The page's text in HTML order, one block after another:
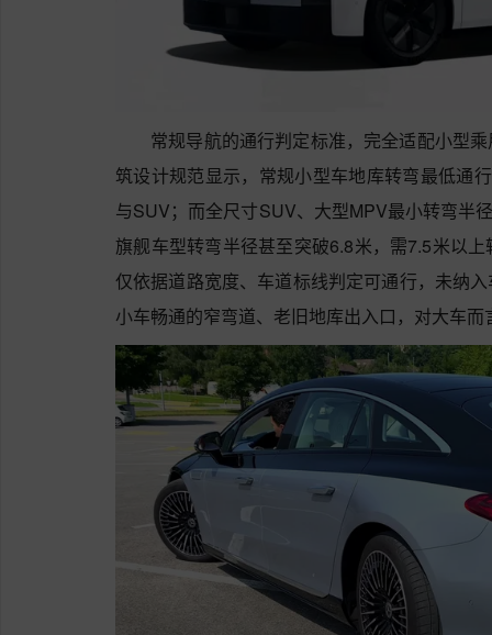
常规导航的通行判定标准，完全适配小型
筑设计规范显示，常规小型车地库转弯最低通
与SUV；而全尺寸SUV、大型MPV最小转弯半
旗舰车型转弯半径甚至突破6.8米，需7.5米以
仅依据道路宽度、车道标线判定可通行，未纳
小车畅通的窄弯道、老旧地库出入口，对大车